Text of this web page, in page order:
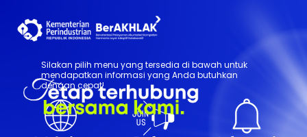
Silakan pilih menu yang tersedia di bawah untuk
mendapatkan informasi yang Anda butuhkan
dengan cepat!